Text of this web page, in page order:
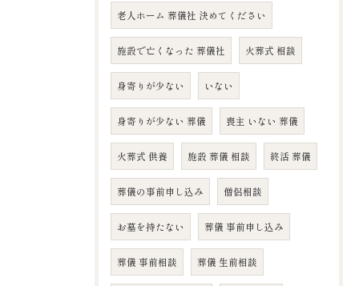
老人ホーム 葬儀社 決めてください
施設で亡くなった 葬儀社 火葬式 相談
身寄りが少ない いない
身寄りが少ない 葬儀 喪主 いない 葬儀
火葬式 供養 施設 葬儀 相談 終活 葬儀
葬儀の事前申し込み 僧侶相談
お墓を持たない 葬儀 事前申し込み
葬儀 事前相談 葬儀 生前相談